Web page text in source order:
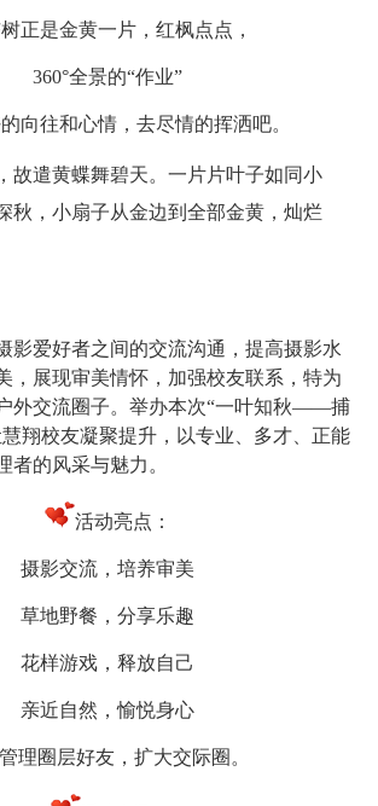
正是金黄一片，红枫点点，
360°全景的“作业”
向往和心情，去尽情的挥洒吧。
故遣黄蝶舞碧天。 一片片叶子如同小
秋，小扇子从金边到全部金黄，灿烂
影爱好者之间的交流沟通，提高摄影水
，展现审美情怀，加强校友联系，特为
外交流圈子。举办本次“一叶知秋——捕
翔校友凝聚提升，以专业、多才、正能
者的风采与魅力。
活动亮点：
摄影交流，培养审美
草地野餐，分享乐趣
花样游戏，释放自己
亲近自然，愉悦身心
理圈层好友，扩大交际圈。